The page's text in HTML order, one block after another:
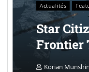
Actualités
Star
Frontier
Korian